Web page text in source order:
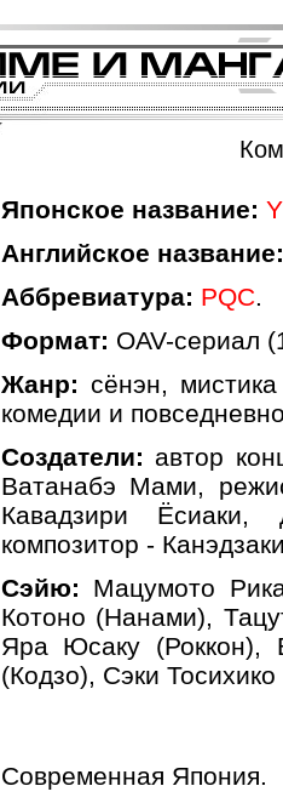
Японское название:
Английское название:
Аббревиатура: PQC.
Формат: OAV-сериал
Жанр: сёнэн,
комедии и
Создатели: автор
Ватанабэ Мами,
Кавадзири
композитор -
Сэйю: Мацумото
Котоно (Нанами),
Яра Юсаку (Роккон),
(Кодзо), Сэки
Современная Япония.